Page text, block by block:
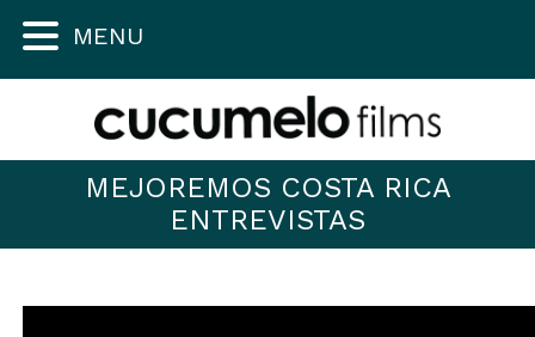
MEJOREMOS COSTA RICA
ENTREVISTAS
MENU